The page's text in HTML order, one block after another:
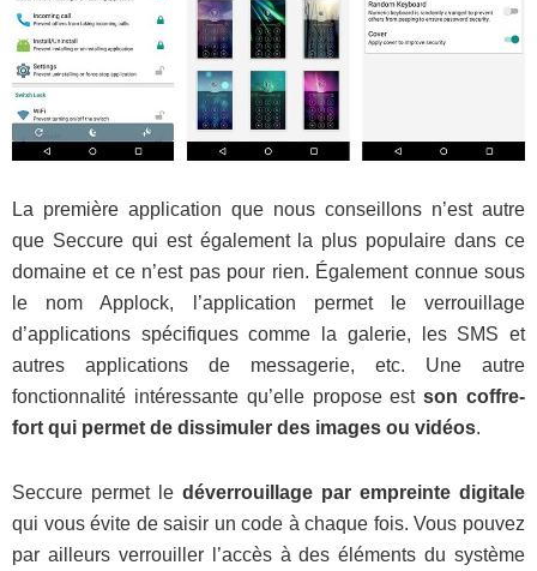
La première application que nous conseillons n’est autre
que Seccure qui est également la plus populaire dans ce
domaine et ce n’est pas pour rien. Également connue sous
le nom Applock, l’application permet le verrouillage
d’applications spécifiques comme la galerie, les SMS et
autres applications de messagerie, etc. Une autre
fonctionnalité intéressante qu’elle propose estson coffre-
fort qui permet de dissimuler des images ou vidéos.
Seccure permet le déverrouillage par empreinte digitale
qui vous évite de saisir un code à chaque fois. Vous pouvez
par ailleurs verrouiller l’accès à des éléments du système